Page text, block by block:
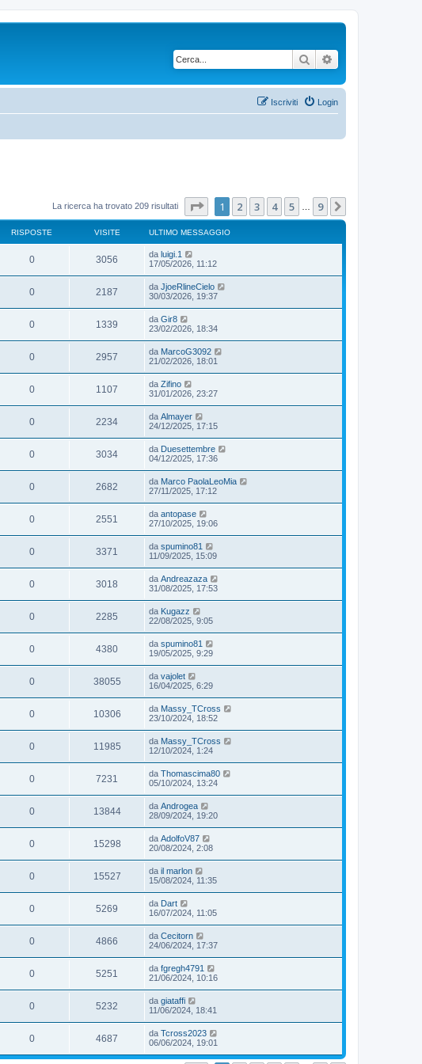
Cerca
Login
Iscriviti
La ricerca ha trovato 209 risultati Pagina di
1 2 3 4 5 9
RISPOSTE VISITE ULTIMO MESSAGGIO
0 3056 da luigi.1
17/05/2026, 11:12
0 2187 da JjoeRlineCielo
30/03/2026, 19:37
0 1339 da Gir8
23/02/2026, 18:34
0 2957 da MarcoG3092
21/02/2026, 18:01
0 1107 da Zifino
31/01/2026, 23:27
0 2234 da Almayer
24/12/2025, 17:15
0 3034 da Duesettembre
04/12/2025, 17:36
0 2682 da Marco PaolaLeoMia
27/11/2025, 17:12
0 2551 da antopase
27/10/2025, 19:06
0 3371 da spumino81
11/09/2025, 15:09
0 3018 da Andreazaza
31/08/2025, 17:53
0 2285 da Kugazz
22/08/2025, 9:05
0 4380 da spumino81
19/05/2025, 9:29
0 38055 da vajolet
16/04/2025, 6:29
0 10306 da Massy_TCross
23/10/2024, 18:52
0 11985 da Massy_TCross
12/10/2024, 1:24
0 7231 da Thomascima80
05/10/2024, 13:24
0 13844 da Androgea
28/09/2024, 19:20
0 15298 da AdolfoV87
20/08/2024, 2:08
0 15527 da il marlon
15/08/2024, 11:35
0 5269 da Dart
16/07/2024, 11:05
0 4866 da Cecitorn
24/06/2024, 17:37
0 5251 da fgregh4791
21/06/2024, 10:16
0 5232 da giataffi
11/06/2024, 18:41
0 4687 da Tcross2023
06/06/2024, 19:01